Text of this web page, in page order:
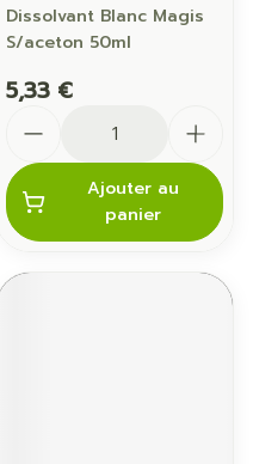
Dissolvant Blanc Magis
S/aceton 50ml
5,33 €
Ajouter au
panier